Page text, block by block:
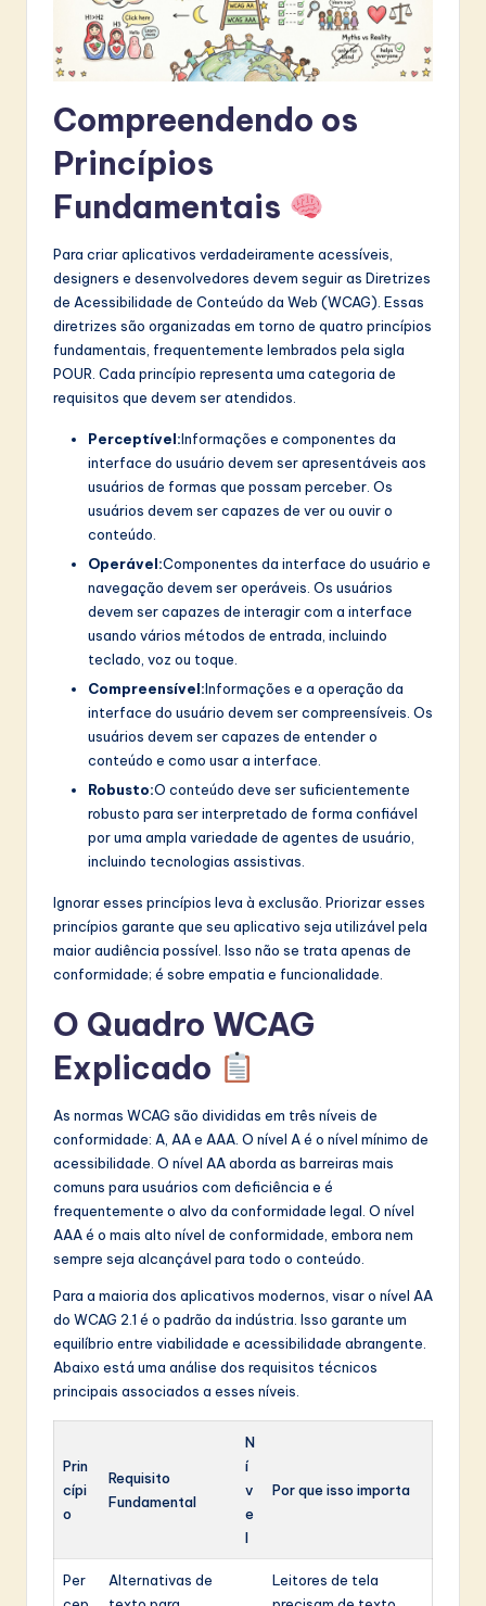
o
ti
o
Compreendendo os
Princípios
Fundamentais
Para criar aplicativos verdadeiramente acessíveis,
designers e desenvolvedores devem seguir as Diretrizes
de Acessibilidade de Conteúdo da Web (WCAG). Essas
diretrizes são organizadas em torno de quatro princípios
fundamentais, frequentemente lembrados pela sigla
POUR. Cada princípio representa uma categoria de
requisitos que devem ser atendidos.
Perceptível:Informações e componentes da
interface do usuário devem ser apresentáveis aos
usuários de formas que possam perceber. Os
usuários devem ser capazes de ver ou ouvir o
conteúdo.
Operável:Componentes da interface do usuário e
navegação devem ser operáveis. Os usuários
devem ser capazes de interagir com a interface
usando vários métodos de entrada, incluindo
teclado, voz ou toque.
Compreensível:Informações e a operação da
interface do usuário devem ser compreensíveis. Os
usuários devem ser capazes de entender o
conteúdo e como usar a interface.
Robusto:O conteúdo deve ser suficientemente
robusto para ser interpretado de forma confiável
por uma ampla variedade de agentes de usuário,
incluindo tecnologias assistivas.
Ignorar esses princípios leva à exclusão. Priorizar esses
princípios garante que seu aplicativo seja utilizável pela
maior audiência possível. Isso não se trata apenas de
conformidade; é sobre empatia e funcionalidade.
O Quadro WCAG
Explicado
As normas WCAG são divididas em três níveis de
conformidade: A, AA e AAA. O nível A é o nível mínimo de
acessibilidade. O nível AA aborda as barreiras mais
comuns para usuários com deficiência e é
frequentemente o alvo da conformidade legal. O nível
AAA é o mais alto nível de conformidade, embora nem
sempre seja alcançável para todo o conteúdo.
Para a maioria dos aplicativos modernos, visar o nível AA
do WCAG 2.1 é o padrão da indústria. Isso garante um
equilíbrio entre viabilidade e acessibilidade abrangente.
Abaixo está uma análise dos requisitos técnicos
principais associados a esses níveis.
Prin
cípi
o
Requisito
Fundamental
N
í
v
e
l
Por que isso importa
Per
Alternativas de
Leitores de tela